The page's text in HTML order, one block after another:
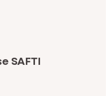
SAFTI